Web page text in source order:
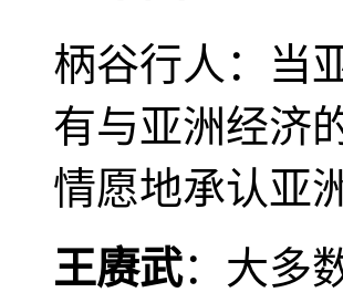
柄谷行人：当
有与亚洲经济
情愿地承认亚
王赓武：大多